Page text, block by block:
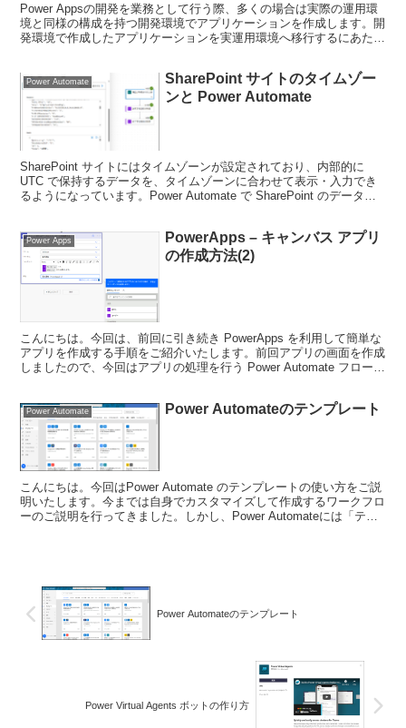
Power Appsの開発を業務として行う際、多くの場合は実際の運用環
境と同様の構成を持つ開発環境でアプリケーションを作成します。開
発環境で作成したアプリケーションを実運用環境へ移行するにあた
Power Automate
SharePoint サイトのタイムゾー
ンと Power Automate
SharePoint サイトにはタイムゾーンが設定されており、内部的に
UTC で保持するデータを、タイムゾーンに合わせて表示・入力でき
るようになっています。Power Automate で SharePoint のデータを
目と Power Automate で取得したデータとに意図しないズレが生じて
いるように見える場合があります。これを回避するにはサイトに適切
なタイムゾーンを設定することが必要です。
Power Apps
PowerApps – キャンバス アプリ
の作成方法(2)
こんにちは。今回は、前回に引き続き PowerApps を利用して簡単な
アプリを作成する手順をご紹介いたします。前回アプリの画面を作成
しましたので、今回はアプリの処理を行う Power Automate フローを
Power Automate Power Automateのテンプレート
こんにちは。今回はPower Automate のテンプレートの使い方をご説
明いたします。今までは自身でカスタマイズして作成するワークフロ
ーのご説明を行ってきました。しかし、Power Automateには「テン
Power Automateのテンプレート
Power Virtual Agents ボットの作り方